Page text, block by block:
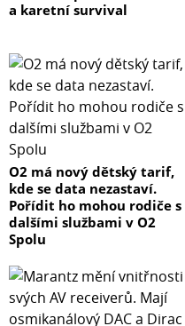
a karetní survival
O2 má nový dětský tarif,
kde se data nezastaví.
Pořídit ho mohou rodiče s
dalšími službami v O2
Spolu